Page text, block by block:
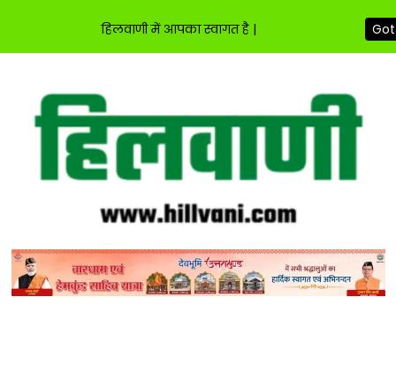
content
हिलवाणी में आपका स्वागत है |